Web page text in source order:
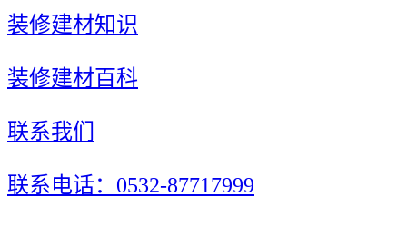
装修建材知识
装修建材百科
联系我们
联系电话：0532-87717999